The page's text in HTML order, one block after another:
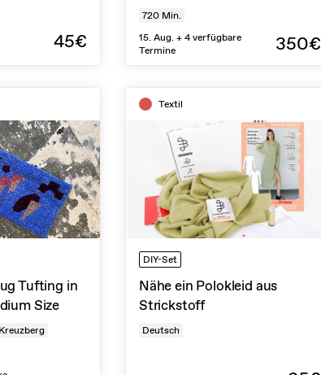
45€
720 Min.
15. Aug. + 4 verfügbare
Termine
350€
Tufting in
Size
Kreuzberg
Textil
DIY-Set
Nähe ein Polokleid aus
Strickstoff
Deutsch